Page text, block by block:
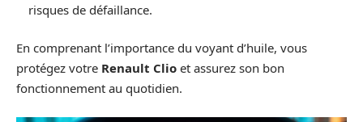
risques de défaillance.
En comprenant l’importance du voyant d’huile, vous
protégez votre Renault Clio et assurez son bon
fonctionnement au quotidien.